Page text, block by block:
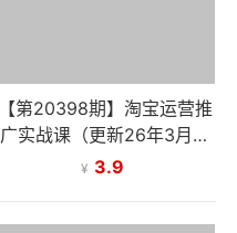
【第20398期】淘宝运营推
广实战课（更新26年3月）
直通车+引力魔方+赛马测款
¥ 3.9